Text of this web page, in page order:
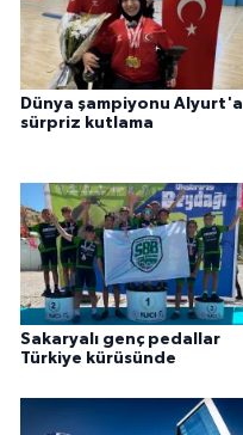
Dünya şampiyonu Alyurt'a
sürpriz kutlama
Sakaryalı genç pedallar
Türkiye kürüsünde